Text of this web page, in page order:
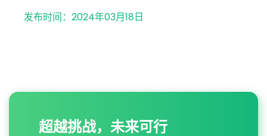
发布时间：2024年03月18日
超越挑战，未来可行